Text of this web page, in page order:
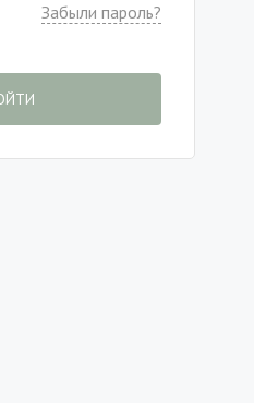
Забыли пароль?